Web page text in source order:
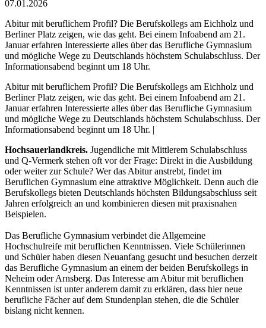
07.01.2026
Abitur mit beruflichem Profil? Die Berufskollegs am Eichholz und
Berliner Platz zeigen, wie das geht. Bei einem Infoabend am 21.
Januar erfahren Interessierte alles über das Berufliche Gymnasium
und mögliche Wege zu Deutschlands höchstem Schulabschluss. Der
Informationsabend beginnt um 18 Uhr.
Abitur mit beruflichem Profil? Die Berufskollegs am Eichholz und
Berliner Platz zeigen, wie das geht. Bei einem Infoabend am 21.
Januar erfahren Interessierte alles über das Berufliche Gymnasium
und mögliche Wege zu Deutschlands höchstem Schulabschluss. Der
Informationsabend beginnt um 18 Uhr. |
Hochsauerlandkreis. Jugendliche mit Mittlerem Schulabschluss
und Q-Vermerk stehen oft vor der Frage: Direkt in die Ausbildung
oder weiter zur Schule? Wer das Abitur anstrebt, findet im
Beruflichen Gymnasium eine attraktive Möglichkeit. Denn auch die
Berufskollegs bieten Deutschlands höchsten Bildungsabschluss seit
Jahren erfolgreich an und kombinieren diesen mit praxisnahen
Beispielen.
Das Berufliche Gymnasium verbindet die Allgemeine
Hochschulreife mit beruflichen Kenntnissen. Viele Schülerinnen
und Schüler haben diesen Neuanfang gesucht und besuchen derzeit
das Berufliche Gymnasium an einem der beiden Berufskollegs in
Neheim oder Arnsberg. Das Interesse am Abitur mit beruflichen
Kenntnissen ist unter anderem damit zu erklären, dass hier neue
berufliche Fächer auf dem Stundenplan stehen, die die Schüler
bislang nicht kennen.